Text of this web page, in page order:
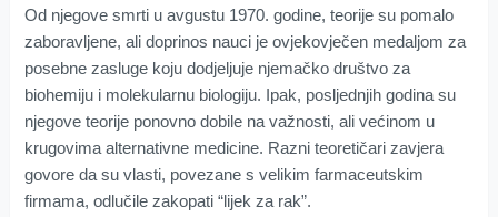
Od njegove smrti u avgustu 1970. godine, teorije su pomalo
zaboravljene, ali doprinos nauci je ovjekovječen medaljom za
posebne zasluge koju dodjeljuje njemačko društvo za
biohemiju i molekularnu biologiju. Ipak, posljednjih godina su
njegove teorije ponovno dobile na važnosti, ali većinom u
krugovima alternativne medicine. Razni teoretičari zavjera
govore da su vlasti, povezane s velikim farmaceutskim
firmama, odlučile zakopati “lijek za rak”.